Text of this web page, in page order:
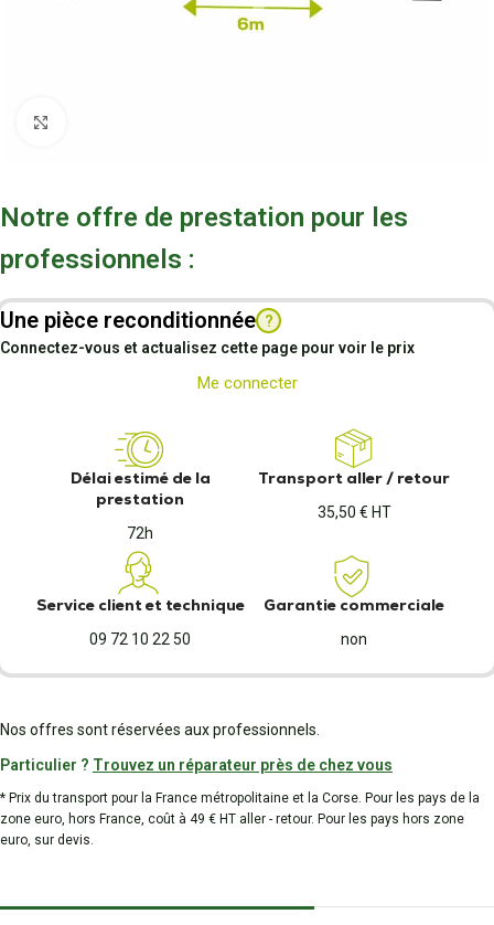
Notre offre de prestation pour les
professionnels :
Une pièce reconditionnée ?
Connectez-vous et actualisez cette page pour voir le prix
Me connecter
Délai estimé de la
prestation
72h
Transport aller / retour
35,50 € HT
Service client et technique
09 72 10 22 50
Garantie commerciale
non
Nos offres sont réservées aux professionnels.
Particulier ? Trouvez un réparateur près de chez vous
* Prix du transport pour la France métropolitaine et la Corse. Pour les pays de la
zone euro, hors France, coût à 49 € HT aller - retour. Pour les pays hors zone
euro, sur devis.